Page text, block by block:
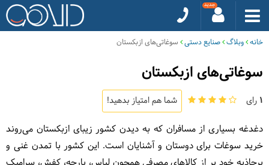
خانه وبلاگ صنایع دستی سوغاتی‌های ازبکستان
سوغاتی‌های ازبکستان
1 رای شما هم امتیاز بدهید!
دغدغه بسیاری از مسافران که به دیدن کشور زیبای ازبکستان می‌روند
خرید سوغات برای دوستان و آشنایان است. این کشور با تمدن غنی و